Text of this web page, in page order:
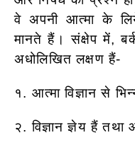
वे अपनी आत्मा के
मानते हैं। संक्षेप में,
अधोलिखित लक्षण हैं-
१. आत्मा विज्ञान से
२. विज्ञान ज्ञेय हैं तथा